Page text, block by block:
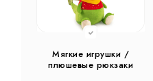
Мягкие игрушки /
плюшевые рюкзаки